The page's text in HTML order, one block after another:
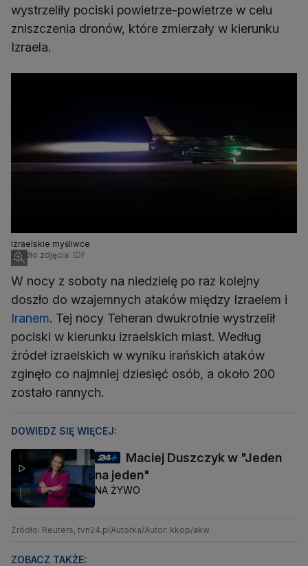
wystrzeliły pociski powietrze-powietrze w celu
zniszczenia dronów, które zmierzały w kierunku
Izraela.
Izraelskie myśliwce
Źródło zdjęcia: IDF
W nocy z soboty na niedzielę po raz kolejny
doszło do wzajemnych ataków między Izraelem i
Iranem. Tej nocy Teheran dwukrotnie wystrzelił
pociski w kierunku izraelskich miast. Według
źródeł izraelskich w wyniku irańskich ataków
zginęło co najmniej dziesięć osób, a około 200
zostało rannych.
DOWIEDZ SIĘ WIĘCEJ:
Maciej Duszczyk w "Jeden
na jeden"
NA ŻYWO
Źródło: Reuters, tvn24.pl Autorka/Autor: kkop/akw
ZOBACZ TAKŻE: